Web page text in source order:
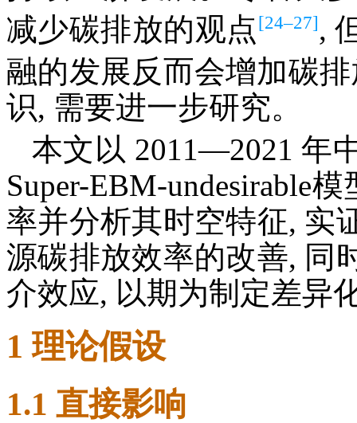
减少碳排放的观点 [24–27],
融的发展反而会增加碳
识, 需要进一步研究。
本文以 2011—2021 年
Super-EBM-undesirable
率并分析其时空特征, 实
源碳排放效率的改善, 同
介效应, 以期为制定差异
1 理论假设
1.1 直接影响